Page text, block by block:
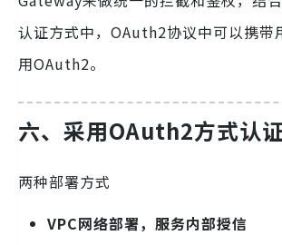
认证方式中，OAuth2协议中可以携带
用OAuth2。
六、采用OAuth2方式认
两种部署方式
VPC网络部署，服务内部授信